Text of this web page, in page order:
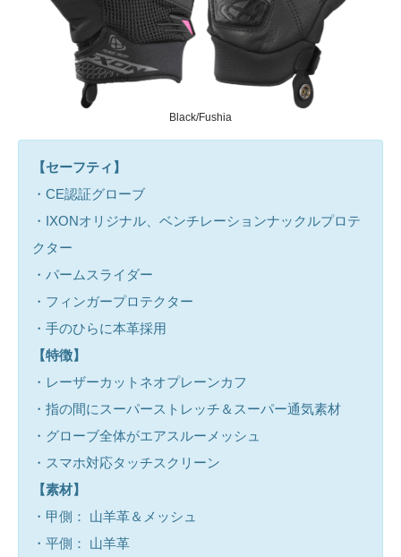
Black/Fushia
【セーフティ】
・CE認証グローブ
・IXONオリジナル、ベンチレーションナックルプロテ
クター
・パームスライダー
・フィンガープロテクター
・手のひらに本革採用
【特徴】
・レーザーカットネオプレーンカフ
・指の間にスーパーストレッチ＆スーパー通気素材
・グローブ全体がエアスルーメッシュ
・スマホ対応タッチスクリーン
【素材】
・甲側： 山羊革＆メッシュ
・平側： 山羊革